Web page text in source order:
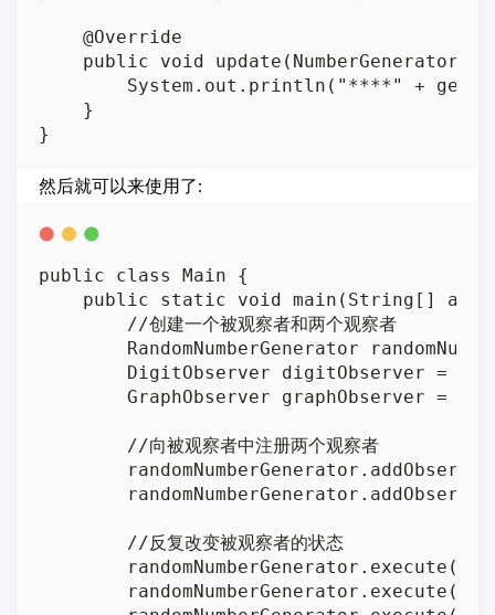
    @Override
public void update(NumberGenerator
System.out.println("****" +
    }
然后就可以来使用了:
public class Main {
public static void main(String[]
        //创建一个被观察者和两个观察者
RandomNumberGenerator
DigitObserver digitObserver =
GraphObserver graphObserver =
        //向被观察者中注册两个观察者
        //反复改变被观察者的状态
        randomNumberGenerator.execute();
        randomNumberGenerator.execute();